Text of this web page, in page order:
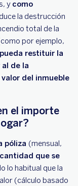
y como
la destrucción
total de la
por ejemplo,
restituir la
de la
del inmueble
el importe
póliza (mensual,
que se
lo habitual que la
(cálculo basado